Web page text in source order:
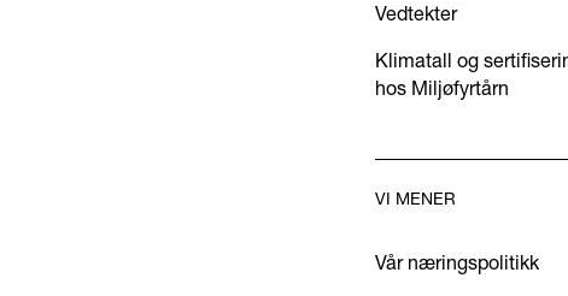
Vedtekter
Klimatall og
hos Miljøfyrtårn
VI MENER
Vår næringspolitikk